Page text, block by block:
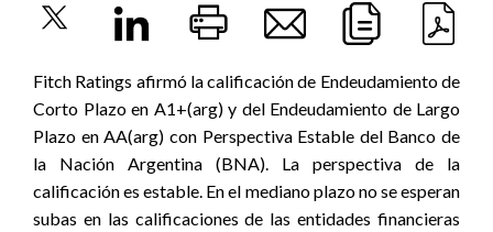
Fitch Ratings afirmó la calificación de Endeudamiento de
Corto Plazo en A1+(arg) y del Endeudamiento de Largo
Plazo en AA(arg) con Perspectiva Estable del Banco de
la Nación Argentina (BNA). La perspectiva de la
calificación es estable. En el mediano plazo no se esperan
subas en las calificaciones de las entidades financieras